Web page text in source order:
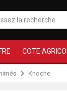
COTE
Knoche